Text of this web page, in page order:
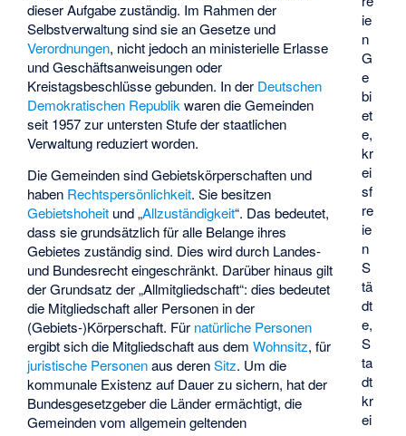
ie
n
G
e
bi
et
e,
kr
ei
sf
re
ie
n
S
tä
dt
e,
S
ta
dt
kr
ei
dieser Aufgabe zuständig. Im Rahmen der
Selbstverwaltung sind sie an Gesetze und
Verordnungen, nicht jedoch an ministerielle Erlasse
und Geschäftsanweisungen oder
Kreistagsbeschlüsse gebunden. In der Deutschen
Demokratischen Republik waren die Gemeinden
seit 1957 zur untersten Stufe der staatlichen
Verwaltung reduziert worden.
Die Gemeinden sind Gebietskörperschaften und
haben Rechtspersönlichkeit. Sie besitzen
Gebietshoheit und „Allzuständigkeit“. Das bedeutet,
dass sie grundsätzlich für alle Belange ihres
Gebietes zuständig sind. Dies wird durch Landes-
und Bundesrecht eingeschränkt. Darüber hinaus gilt
der Grundsatz der „Allmitgliedschaft“: dies bedeutet
die Mitgliedschaft aller Personen in der
(Gebiets-)Körperschaft. Für natürliche Personen
ergibt sich die Mitgliedschaft aus demWohnsitz, für
juristische Personenaus derenSitz. Um die
kommunale Existenz auf Dauer zu sichern, hat der
Bundesgesetzgeber die Länder ermächtigt, die
Gemeinden vom allgemein geltenden